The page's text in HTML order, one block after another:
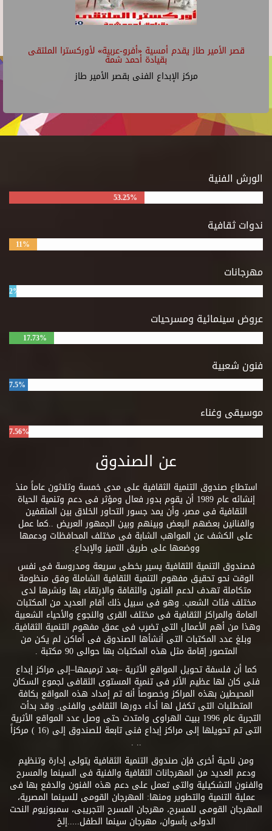
قصر الأمير طاز يقدم أمسية «أفرو-عربية» لأوركسترا الملتقى
بقيادة أحمد شمة
مركز الإبداع الفنى بقصر الأمير طاز
الورش الفنية
53.25%
ندوات ثقافية
11%
مهرجانات
2%
عروض سينمائية ومسرحيات
17.73%
فنون شعبية
7.5%
موسيقى وغناء
7.56%
عن الصندوق
استطاع صندوق التنمية الثقافية على مدى خمسة وثلاثون عاماً منذ
إنشائه عام 1989 أن يقوم بدور فعال ومؤثر فى دعم وتنمية الحياة
الثقافية فى مصر، وأن يمد جسور التحاور الخلاق بين المثقفين
والفنانين بعضهم البعض وبينهم وبين الجمهور العريض ..كما عمل
على الكشف عن المواهب الشابة فى مختلف المحافظات ودعمها
ووضعها على طريق التميز والإبداع.
فصندوق التنمية الثقافية يسير بخطى سريعة ومدروسة فى نفس
الوقت نحو تحقيق مفهوم التنمية الثقافية الشاملة وفق منظومة
متكاملة تهدف لدعم الفنون والثقافة والارتقاء بها ونشرها لدى
مختلف فئات الشعب. وهو فى سبيل ذلك أقام العديد من المكتبات
العامة والمراكز الثقافية فى مختلف القرى والنجوع والأحياء الشعبية
وهذا من أهم الأعمال التى تضرب فى عمق مفهوم التنمية الثقافية.
وبلغ عدد المكتبات التى أنشأها الصندوق فى أماكن لم يكن من
المتصور إقامة مثل هذه المكتبات بها حوالى 90 مكتبة .
كما أن فلسفة تحويل المواقع الأثرية –بعد ترميمها–إلى مراكز إبداع
فنى كان لها عظيم الأثر فى تنمية المستوى الثقافى لجموع السكان
المحيطين بهذه المراكز وخصوصاً أنه تم إمداد هذه المواقع بكافة
المتطلبات التى تكفل لها أداء دورها الثقافى والفنى. وقد بدأت
التجربة عام 1996 ببيت الهراوى وامتدت حتى وصل عدد المواقع الأثرية
التى تم تحويلها إلى مراكز إبداع فنى تابعة للصندوق إلى (16 ) مركزاً
.. .
ومن ناحية أخرى فإن صندوق التنمية الثقافية يتولى إدارة وتنظيم
ودعم العديد من المهرجانات الثقافية والفنية فى السينما والمسرح
والفنون التشكيلية والتى تعمل على دعم هذه الفنون والدفع بها فى
عملية التنمية والتطوير ومنها: المهرجان القومى للسينما المصرية،
المهرجان القومى للمسرح، مهرجان المسرح التجريبى، سمبوزيوم النحت
الدولى بأسوان، مهرجان سينما الطفل.....إلخ